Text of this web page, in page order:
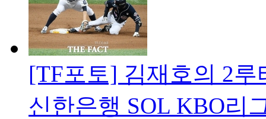
[TF포토] 김재호의 2루
신한은행 SOL KBO리